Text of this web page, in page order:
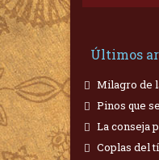
Últimos
Milagro de
Pinos que
La conseja
Coplas del